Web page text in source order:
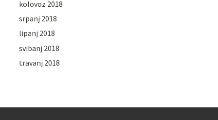
kolovoz 2018
srpanj 2018
lipanj 2018
svibanj 2018
travanj 2018